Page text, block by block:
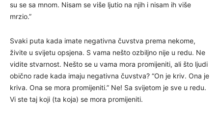
su se sa mnom. Nisam se više ljutio na njih i nisam ih više
mrzio.”
Svaki puta kada imate negativna čuvstva prema nekome,
živite u svijetu opsjena. S vama nešto ozbiljno nije u redu. Ne
vidite stvarnost. Nešto se u vama mora promijeniti, ali što ljudi
obično rade kada imaju negativna čuvstva? “On je kriv. Ona je
kriva. Ona se mora promijeniti.” Ne! Sa svijetom je sve u redu.
Vi ste taj koji (ta koja) se mora promijeniti.